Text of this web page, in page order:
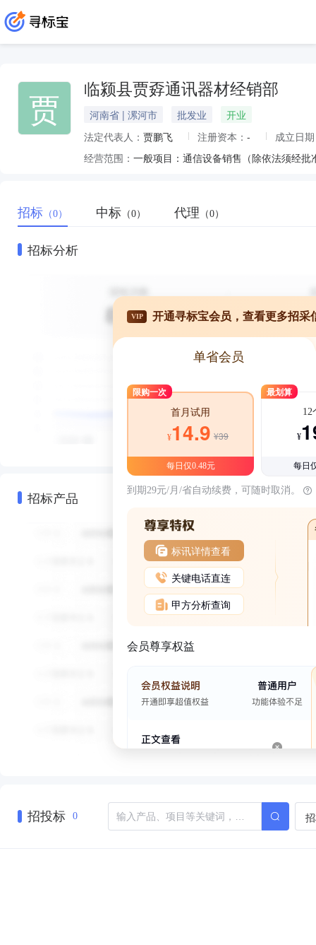
贾 临颍县贾孬通讯器材经销部
河南省 | 漯河市 批发业
开业
法定代表人： 贾鹏飞 注册资本： -
成立日
经营范围： 一般项目：通信设备销售（除依法须经
招标 （0） 中标 （0） 代理 （0）
招标分析
招标产品
VIP 开通寻标宝会员，查看更多招采
单省会员
限购一次
首月试用
¥14.9 ¥39
每日仅0.48元
最划算
12
¥
每日
到期29元/月/省自动续费，可随时取消。
标讯详情查看
关键电话直连
甲方分析查询
会员尊享权益
招投标 0